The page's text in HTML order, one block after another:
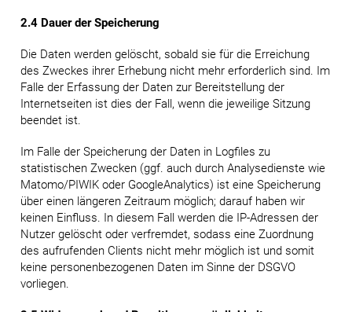
2.4 Dauer der Speicherung
Die Daten werden gelöscht, sobald sie für die Erreichung
des Zweckes ihrer Erhebung nicht mehr erforderlich sind. Im
Falle der Erfassung der Daten zur Bereitstellung der
Internetseiten ist dies der Fall, wenn die jeweilige Sitzung
beendet ist.
Im Falle der Speicherung der Daten in Logfiles zu
statistischen Zwecken (ggf. auch durch Analysedienste wie
Matomo/PIWIK oder GoogleAnalytics) ist eine Speicherung
über einen längeren Zeitraum möglich; darauf haben wir
keinen Einfluss. In diesem Fall werden die IP-Adressen der
Nutzer gelöscht oder verfremdet, sodass eine Zuordnung
des aufrufenden Clients nicht mehr möglich ist und somit
keine personenbezogenen Daten im Sinne der DSGVO
vorliegen.